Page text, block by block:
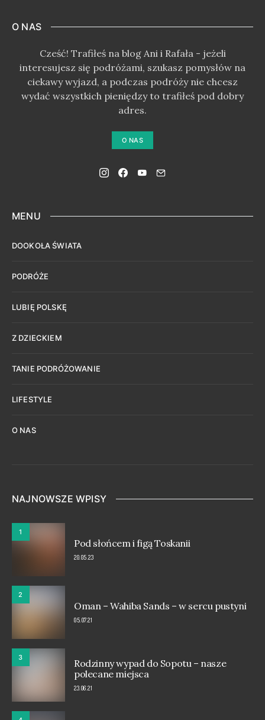
O NAS
Cześć! Trafiłeś na blog Ani i Rafała - jeżeli
interesujesz się podróżami, szukasz pomysłów na
ciekawy wyjazd, a podczas podróży nie chcesz
wydać wszystkich pieniędzy to trafiłeś pod dobry
adres.
O NAS
MENU
DOOKOŁA ŚWIATA
PODRÓŻE
LUBIĘ POLSKĘ
Z DZIECKIEM
TANIE PODRÓŻOWANIE
LIFESTYLE
O NAS
NAJNOWSZE WPISY
1
Pod słońcem i figą Toskanii
20.05.23
2
Oman – Wahiba Sands – w sercu pustyni
05.07.21
3
Rodzinny wypad do Sopotu – nasze
polecane miejsca
23.06.21